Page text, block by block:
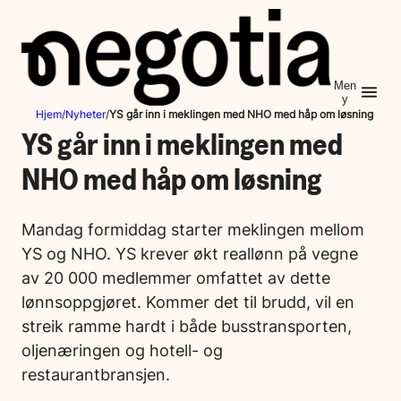
innhold
Men
y
Hjem/Nyheter/YS går inn i meklingen med NHO med håp om løsning
YS går inn i meklingen med
NHO med håp om løsning
Mandag formiddag starter meklingen mellom
YS og NHO. YS krever økt reallønn på vegne
av 20 000 medlemmer omfattet av dette
lønnsoppgjøret. Kommer det til brudd, vil en
streik ramme hardt i både busstransporten,
oljenæringen og hotell- og
restaurantbransjen.